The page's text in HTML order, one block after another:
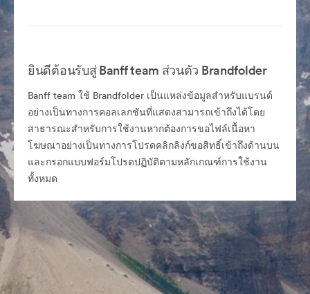
ยินดีต้อนรับสู่ Banff team ส่วนตัว Brandfolder
Banff team ใช้ Brandfolder เป็นแหล่งข้อมูลสำหรับแบรนด์
อย่างเป็นทางการคอลเลกชันที่แสดงสามารถเข้าถึงได้โดย
สาธารณะสำหรับการใช้งานหากต้องการขอไฟล์เนื้อหา
โฆษณาอย่างเป็นทางการโปรดคลิกลิงก์ขอสิทธิ์เข้าถึงด้านบน
และกรอกแบบฟอร์มโปรดปฏิบัติตามหลักเกณฑ์การใช้งาน
ทั้งหมด